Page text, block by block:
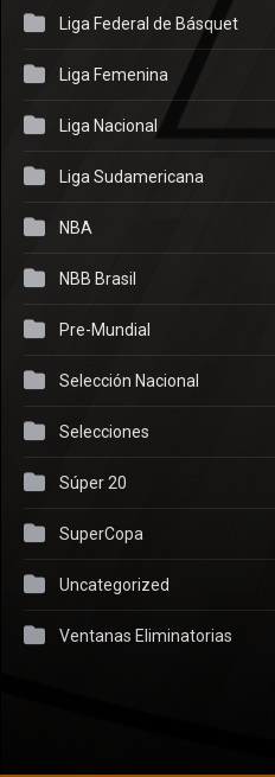
Liga Federal de Básquet
Liga Femenina
Liga Nacional
Liga Sudamericana
NBA
NBB Brasil
Pre-Mundial
Selección Nacional
Selecciones
Súper 20
SuperCopa
Uncategorized
Ventanas Eliminatorias